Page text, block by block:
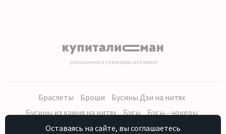
украшения и сувениры из камня
Браслеты Броши
Бусины Дзи на нитях
Бусины из камня на нитях
Бусы
Бусы - чокеры
Кольца, серьги
Кулоны Наборы (бусы, браслет, серьги)
Оставаясь на сайте, вы соглашаетесь